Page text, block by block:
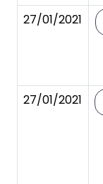
27/01/2021
27/01/2021